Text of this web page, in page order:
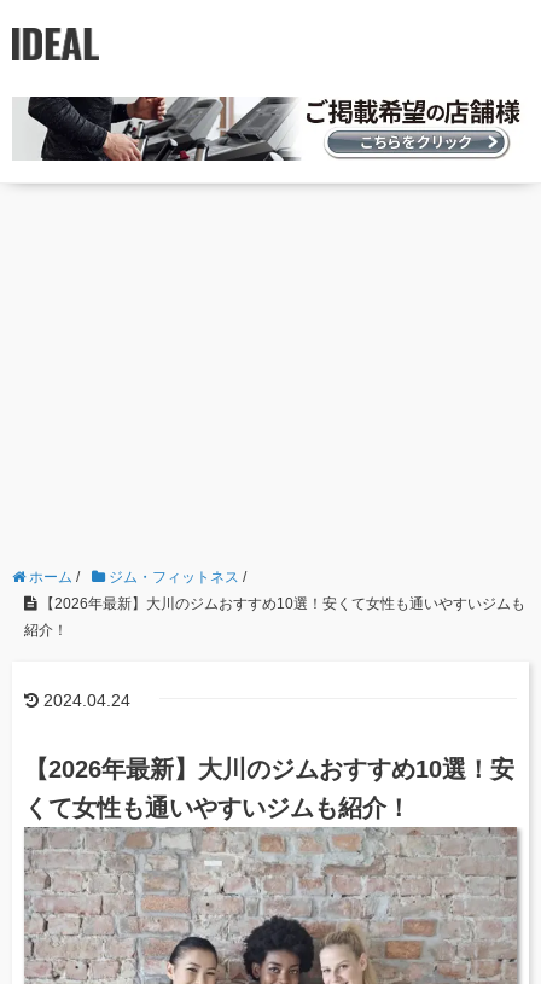
ホーム / ジム・フィットネス /
【2026年最新】大川のジムおすすめ10選！安くて女性も通いやすいジムも
紹介！
2024.04.24
【2026年最新】大川のジムおすすめ10選！安
くて女性も通いやすいジムも紹介！